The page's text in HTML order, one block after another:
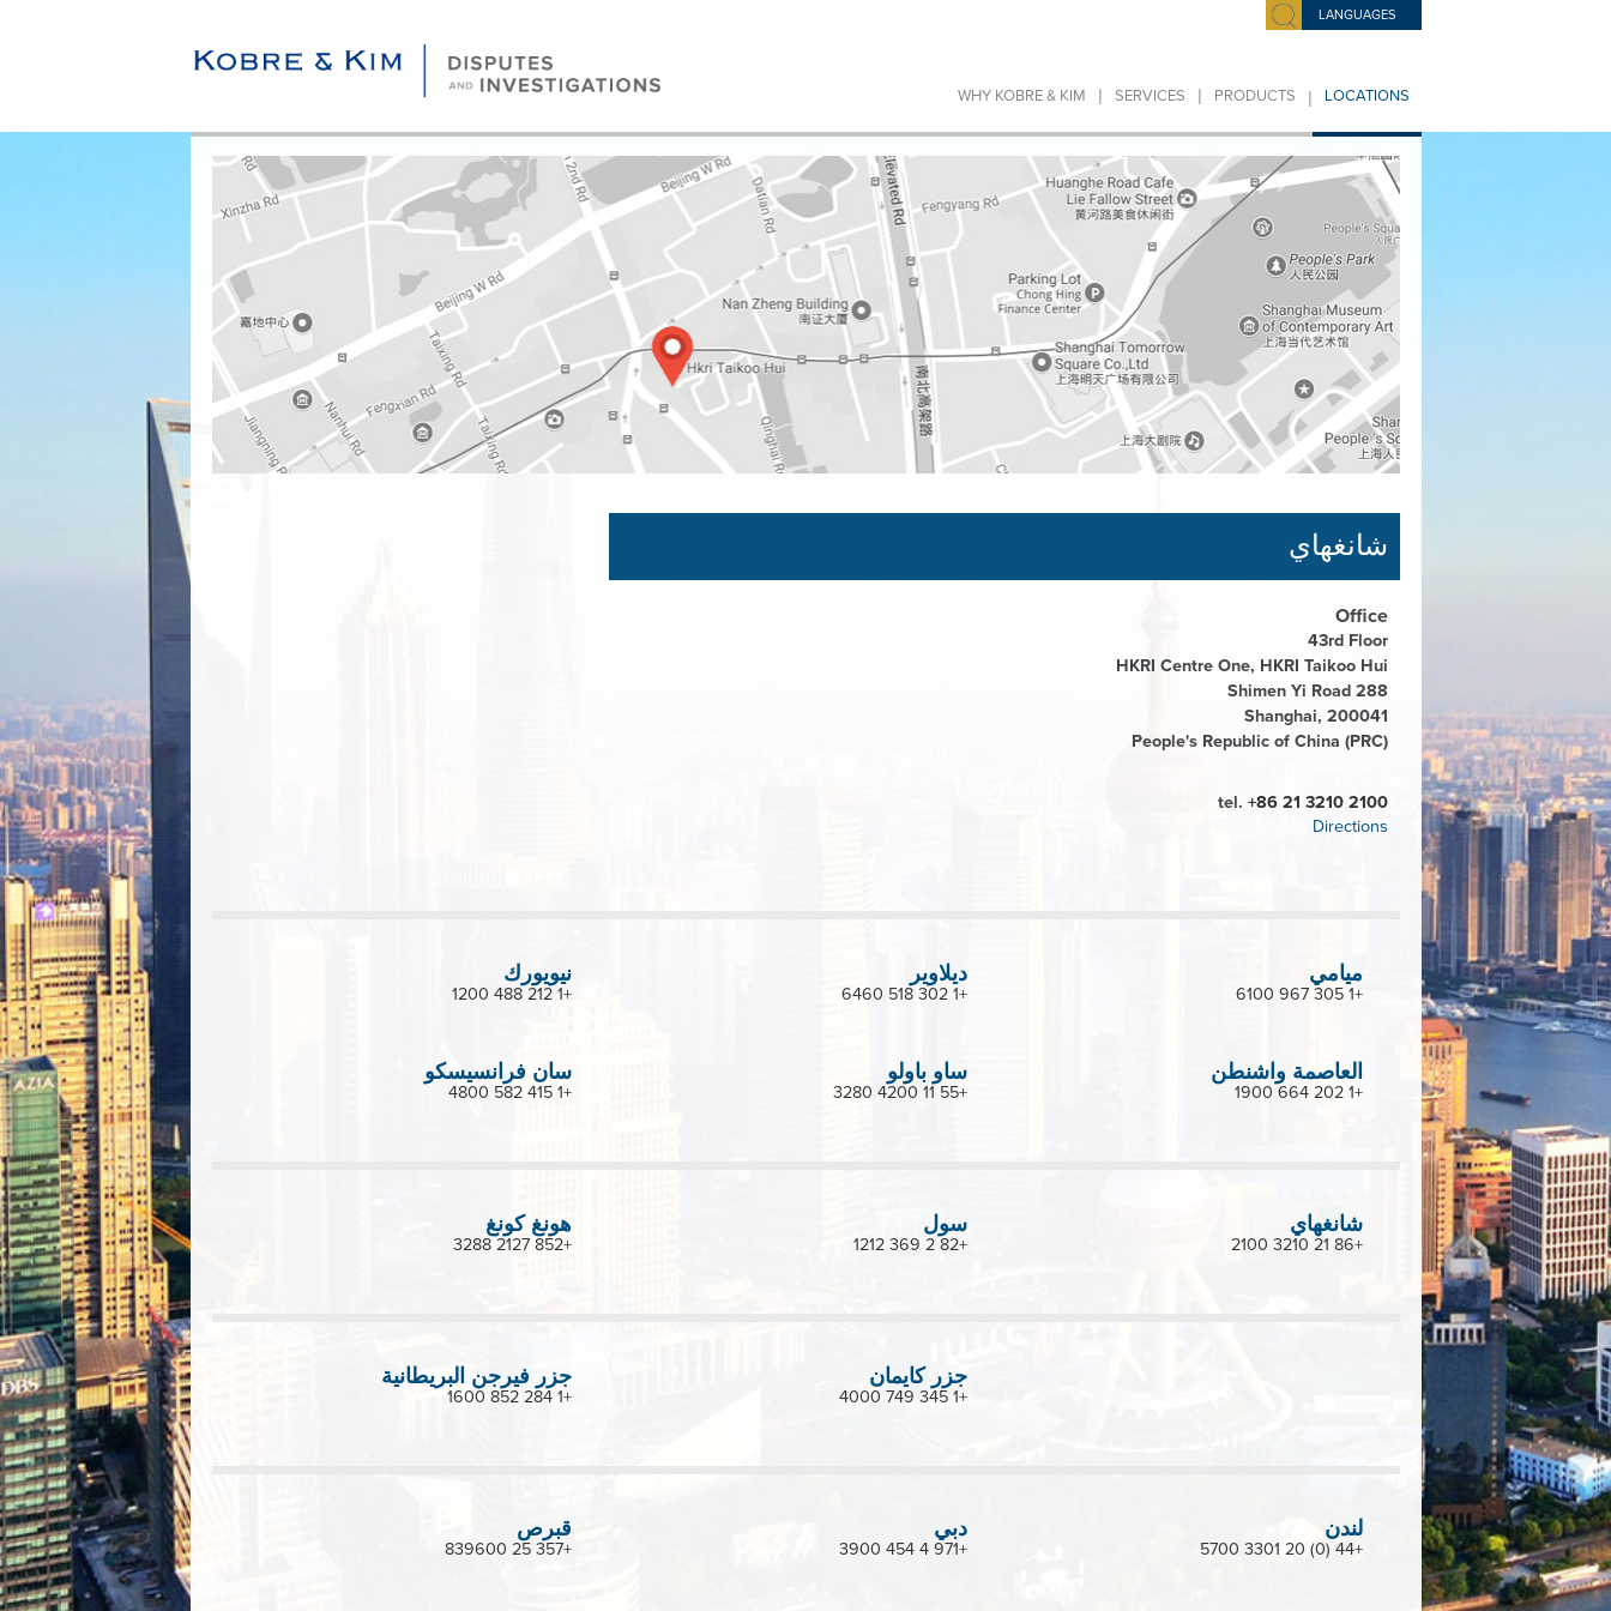
LANGUAGES
WHY KOBRE & KIM | SERVICES | PRODUCTS | LOCATIONS
شانغهاي
Office
43rd Floor
HKRI Centre One, HKRI Taikoo Hui
288 Shimen Yi Road
Shanghai, 200041
People's Republic of China (PRC)
tel. +86 21 3210 2100
Directions
نيويورك
+1 212 488 1200
ديلاوير
+1 302 518 6460
ميامي
+1 305 967 6100
سان فرانسيسكو
+1 415 582 4800
ساو باولو
+55 11 4200 3280
العاصمة واشنطن
+1 202 664 1900
هونغ كونغ
+852 2127 3288
سول
+82 2 369 1212
شانغهاي
+86 21 3210 2100
جزر فيرجن البريطانية
+1 284 852 1600
جزر كايمان
+1 345 749 4000
قبرص
+357 25 839600
دبي
+971 4 454 3900
لندن
+44 (0) 20 3301 5700